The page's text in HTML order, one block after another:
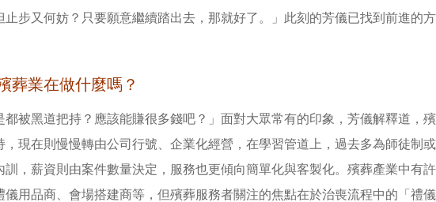
止步又何妨？只要願意繼續踏出去，那就好了。」此刻的芳儀已找到前進的
葬業在做什麼嗎？
都被黑道把持？應該能賺很多錢吧？」面對大眾常有的印象，芳儀解釋道，
，現在則慢慢轉由公司行號、企業化經營，在學習管道上，過去多為師徒制
訓，薪資則由案件數量決定，服務也更傾向簡單化與客製化。殯葬產業中有
儀用品商、會場搭建商等，但殯葬服務者關注的焦點在於治喪流程中的「禮儀